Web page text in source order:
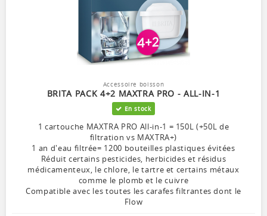
Accessoire boisson
BRITA PACK 4+2 MAXTRA PRO - ALL-IN-1
En stock
1 cartouche MAXTRA PRO All-in-1 = 150L (+50L de
filtration vs MAXTRA+)
1 an d'eau filtrée= 1200 bouteilles plastiques évitées
Réduit certains pesticides, herbicides et résidus
médicamenteux, le chlore, le tartre et certains métaux
comme le plomb et le cuivre
Compatible avec les toutes les carafes filtrantes dont le
Flow